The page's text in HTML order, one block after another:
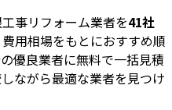
事リフォーム業者を41社
用相場をもとにおすすめ順
優良業者に無料で一括見積
ながら最適な業者を見つけ